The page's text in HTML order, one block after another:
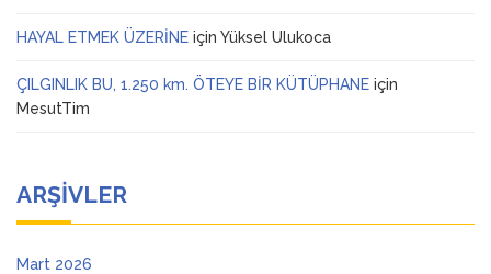
HAYAL ETMEK ÜZERİNE için Yüksel Ulukoca
ÇILGINLIK BU, 1.250 km. ÖTEYE BİR KÜTÜPHANE için
MesutTim
ARŞIVLER
Mart 2026